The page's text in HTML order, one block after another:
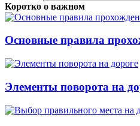
Коротко о важном
Основные правила
Элементы поворота на